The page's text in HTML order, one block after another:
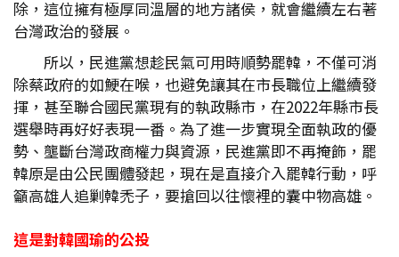
除，這位擁有極厚同溫層的地方諸侯，就會繼續左右著
台灣政治的發展。
所以，民進黨想趁民氣可用時順勢罷韓，不僅可消
除蔡政府的如鯁在喉，也避免讓其在市長職位上繼續發
揮，甚至聯合國民黨現有的執政縣市，在2022年縣市長
選舉時再好好表現一番。為了進一步實現全面執政的優
勢、壟斷台灣政商權力與資源，民進黨即不再掩飾，罷
韓原是由公民團體發起，現在是直接介入罷韓行動，呼
籲高雄人追剿韓禿子，要搶回以往懷裡的囊中物高雄。
這是對韓國瑜的公投